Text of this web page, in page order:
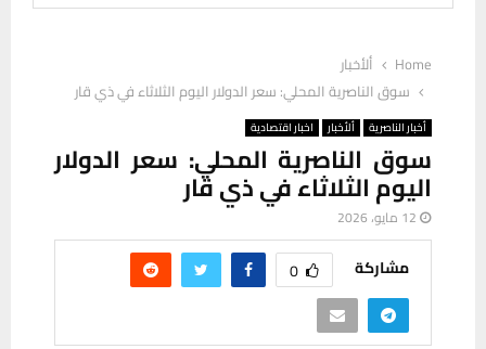
Home
ألأخبار
سوق الناصرية المحلي: سعر الدولار اليوم الثلاثاء في ذي قار
أخبار الناصرية ألأخبار اخبار اقتصادية
سوق الناصرية المحلي: سعر الدولار
اليوم الثلاثاء في ذي قار
12 مايو، 2026
مشاركة 0